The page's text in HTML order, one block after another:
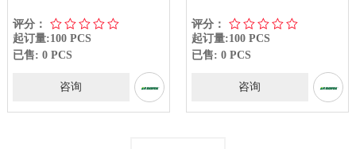
评分：
起订量:100 PCS
已售: 0 PCS
咨询
评分：
起订量:100 PCS
已售: 0 PCS
咨询